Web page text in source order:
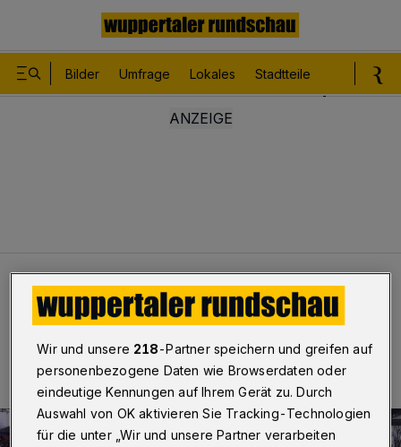
Bilder Umfrage Lokales Stadtteile
Sport Sporttexte WSV-Derby gegen Velbert
WSV-Derby gegen Velbert
Wir und unsere 218-Partner speichern und greifen auf
personenbezogene Daten wie Browserdaten oder
eindeutige Kennungen auf Ihrem Gerät zu. Durch
Auswahl von OK aktivieren Sie Tracking-Technologien
für die unter „Wir und unsere Partner verarbeiten